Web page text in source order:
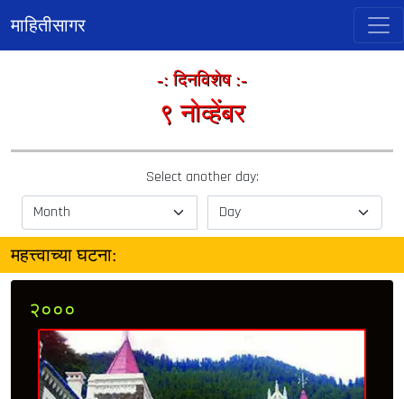
माहितीसागर
-: दिनविशेष :-
९ नोव्हेंबर
Select another day:
महत्त्वाच्या घटना:
२०००